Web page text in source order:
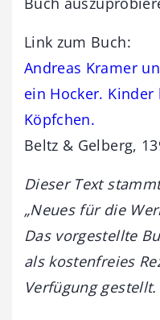
Link zum Buch:
Andreas Kramer
ein Hocker.
Köpfchen.
Beltz & Gelberg,
Dieser Text
„Neues für die
Das vorgestellte
als kostenfreies
Verfügung gestellt.